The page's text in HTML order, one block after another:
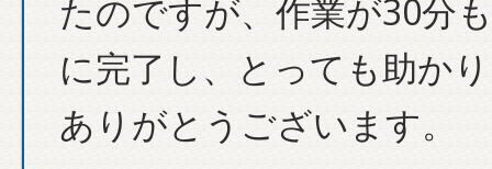
たのですが、作業が30分
に完了し、とっても助か
ありがとうございます。